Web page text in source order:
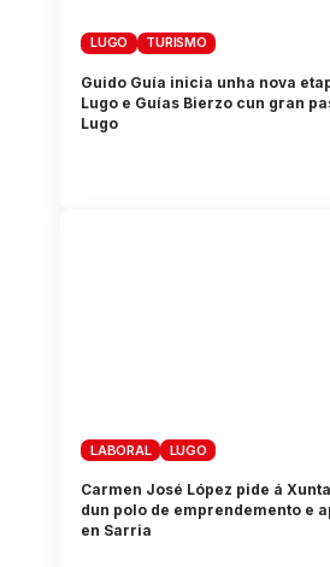
LUGO TURISMO
Guido Guía inicia unha nova
Lugo e Guías Bierzo cun gran
Lugo
LABORAL LUGO
Carmen José López pide á
dun polo de emprendemento e
en Sarria